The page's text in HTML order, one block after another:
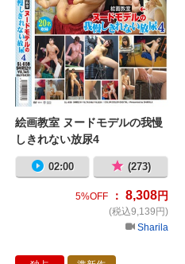
絵画教室 ヌードモデルの我慢
しきれない放尿4
02:00 (273)
5%OFF： 8,308円
(税込9,139円)
Sharila